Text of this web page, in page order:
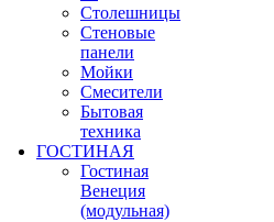
Столешницы
Стеновые
панели
Мойки
Смесители
Бытовая
техника
ГОСТИНАЯ
Гостиная
Венеция
(модульная)